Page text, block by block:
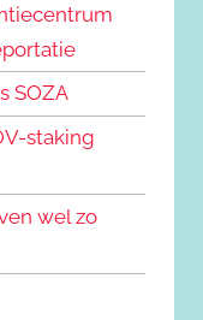
SOZA
staking
wel zo